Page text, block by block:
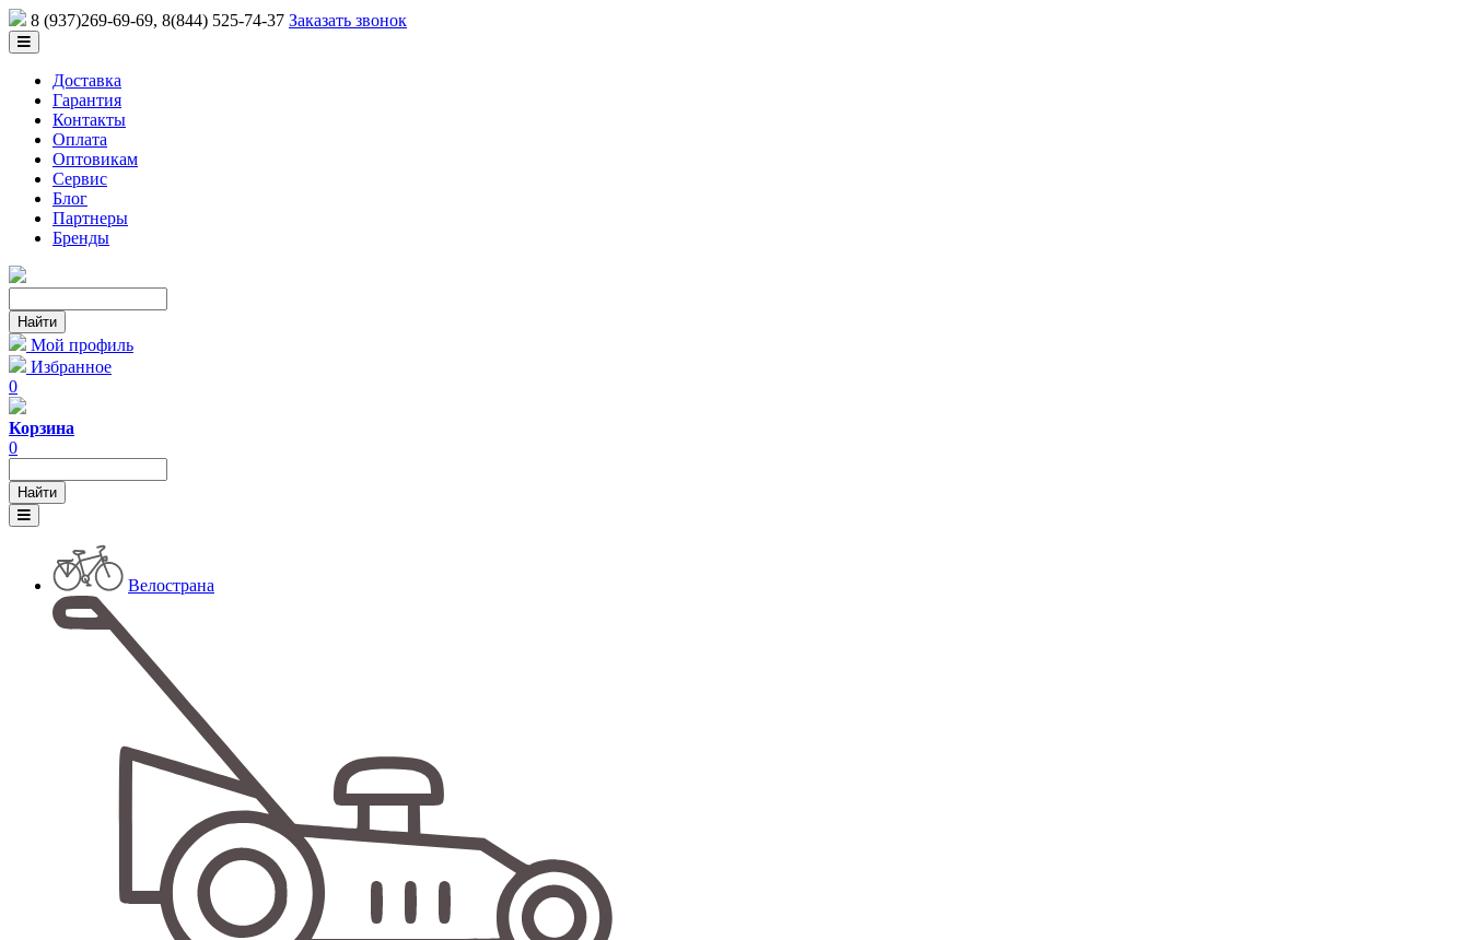
8 (937)269-69-69, 8(844) 525-74-37 Заказать звонок
Доставка
Гарантия
Контакты
Оплата
Оптовикам
Сервис
Блог
Партнеры
Бренды
Мой профиль
Избранное
0
Корзина
0
Велострана